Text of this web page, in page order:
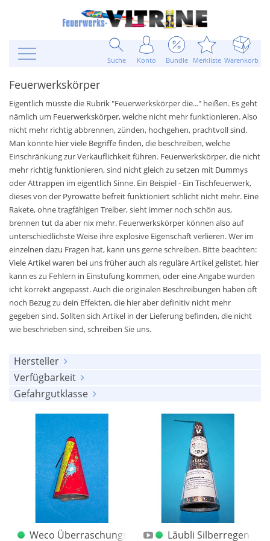
Suche Konto Bundle Merkliste Warenkorb
Feuerwerkskörper
Eigentlich müsste die Rubrik "Feuerwerkskörper die..." heißen. Es geht
nämlich um Feuerwerkskörper, welche nicht mehr funktionieren. Also
nicht mehr richtig abbrennen, zünden, hochgehen, prachtvoll sind.
Man könnte hier viele Begriffe finden, die beschreiben, welche
Einschränkung zur Verkäuflichkeit führen. Feuerwerkskörper, die nicht
mehr richtig funktionieren, sind nicht gleich zu setzen mit Dummys
oder Attrappen im eigentlich Sinne. Ein Beispiel - Ein Tischfeuerwerk,
dieses von der Pyrowatte befreit funktioniert schlicht nicht mehr. Eine
Rakete, ohne tragfähigen Treiber, sieht immer noch schön aus,
brennen tut da aber nix mehr. Feuerwerkskörper können also auf
unterschiedlichste Weise ihre explosive Eigenschaft verlieren. Wer im
einzelnen dazu Fragen hat, kann uns gerne schreiben. Bitte beachten:
Viele Artikel waren bei uns früher auch als reguläre Artikel gelistet, hier
kann es zu Fehlern in Einstufung kommen, oder eine Angabe wurden
icht korrekt angepasst. Auch die originalen Beschreibungen haben oft
noch Bezug zu dein Effekten, die hier aber definitiv nicht mehr
gegeben sind. Sollten sich Artikel in der Lieferung befinden, die nicht
wie beschrieben sind, schreiben Sie uns.
Hersteller
alle anzeigen
Bo Peep
(63)
Depyfag(67)
Diamond(19)
(1)
(107)
(158)
Verfügbarkeit
alle anzeigen
ausverkauft(559)
Gefahrgutklasse
alle anzeigen
keine
(1784)
1.4S (UN 0337)(26)
1.4G (UN 0336)(3)
Weco Überraschungsvulkan Läubli Silberregen alt